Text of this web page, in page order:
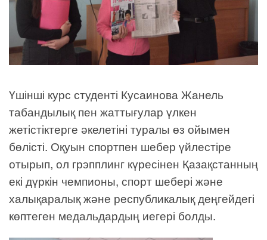
Үшінші курс студенті Кусаинова Жанель
табандылық пен жаттығулар үлкен
жетістіктерге әкелетіні туралы өз ойымен
бөлісті. Оқуын спортпен шебер үйлестіре
отырып, ол грэпплинг күресінен Қазақстанның
екі дүркін чемпионы, спорт шебері және
халықаралық және республикалық деңгейдегі
көптеген медальдардың иегері болды.